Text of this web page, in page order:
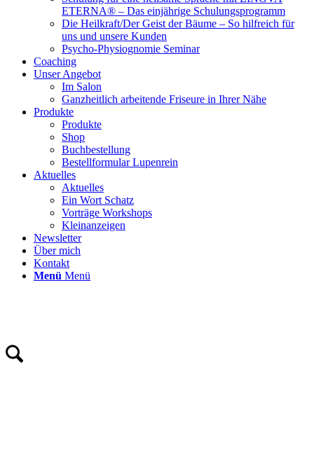
ETERNA® – Das einjährige Schulungsprogramm
Die Heilkraft/Der Geist der Bäume – So hilfreich für
uns und unsere Kunden
Psycho-Physiognomie Seminar
Coaching
Unser Angebot
Im Salon
Ganzheitlich arbeitende Friseure in Ihrer Nähe
Produkte
Produkte
Shop
Buchbestellung
Bestellformular Lupenrein
Aktuelles
Aktuelles
Ein Wort Schatz
Vorträge Workshops
Kleinanzeigen
Newsletter
Über mich
Kontakt
Menü Menü